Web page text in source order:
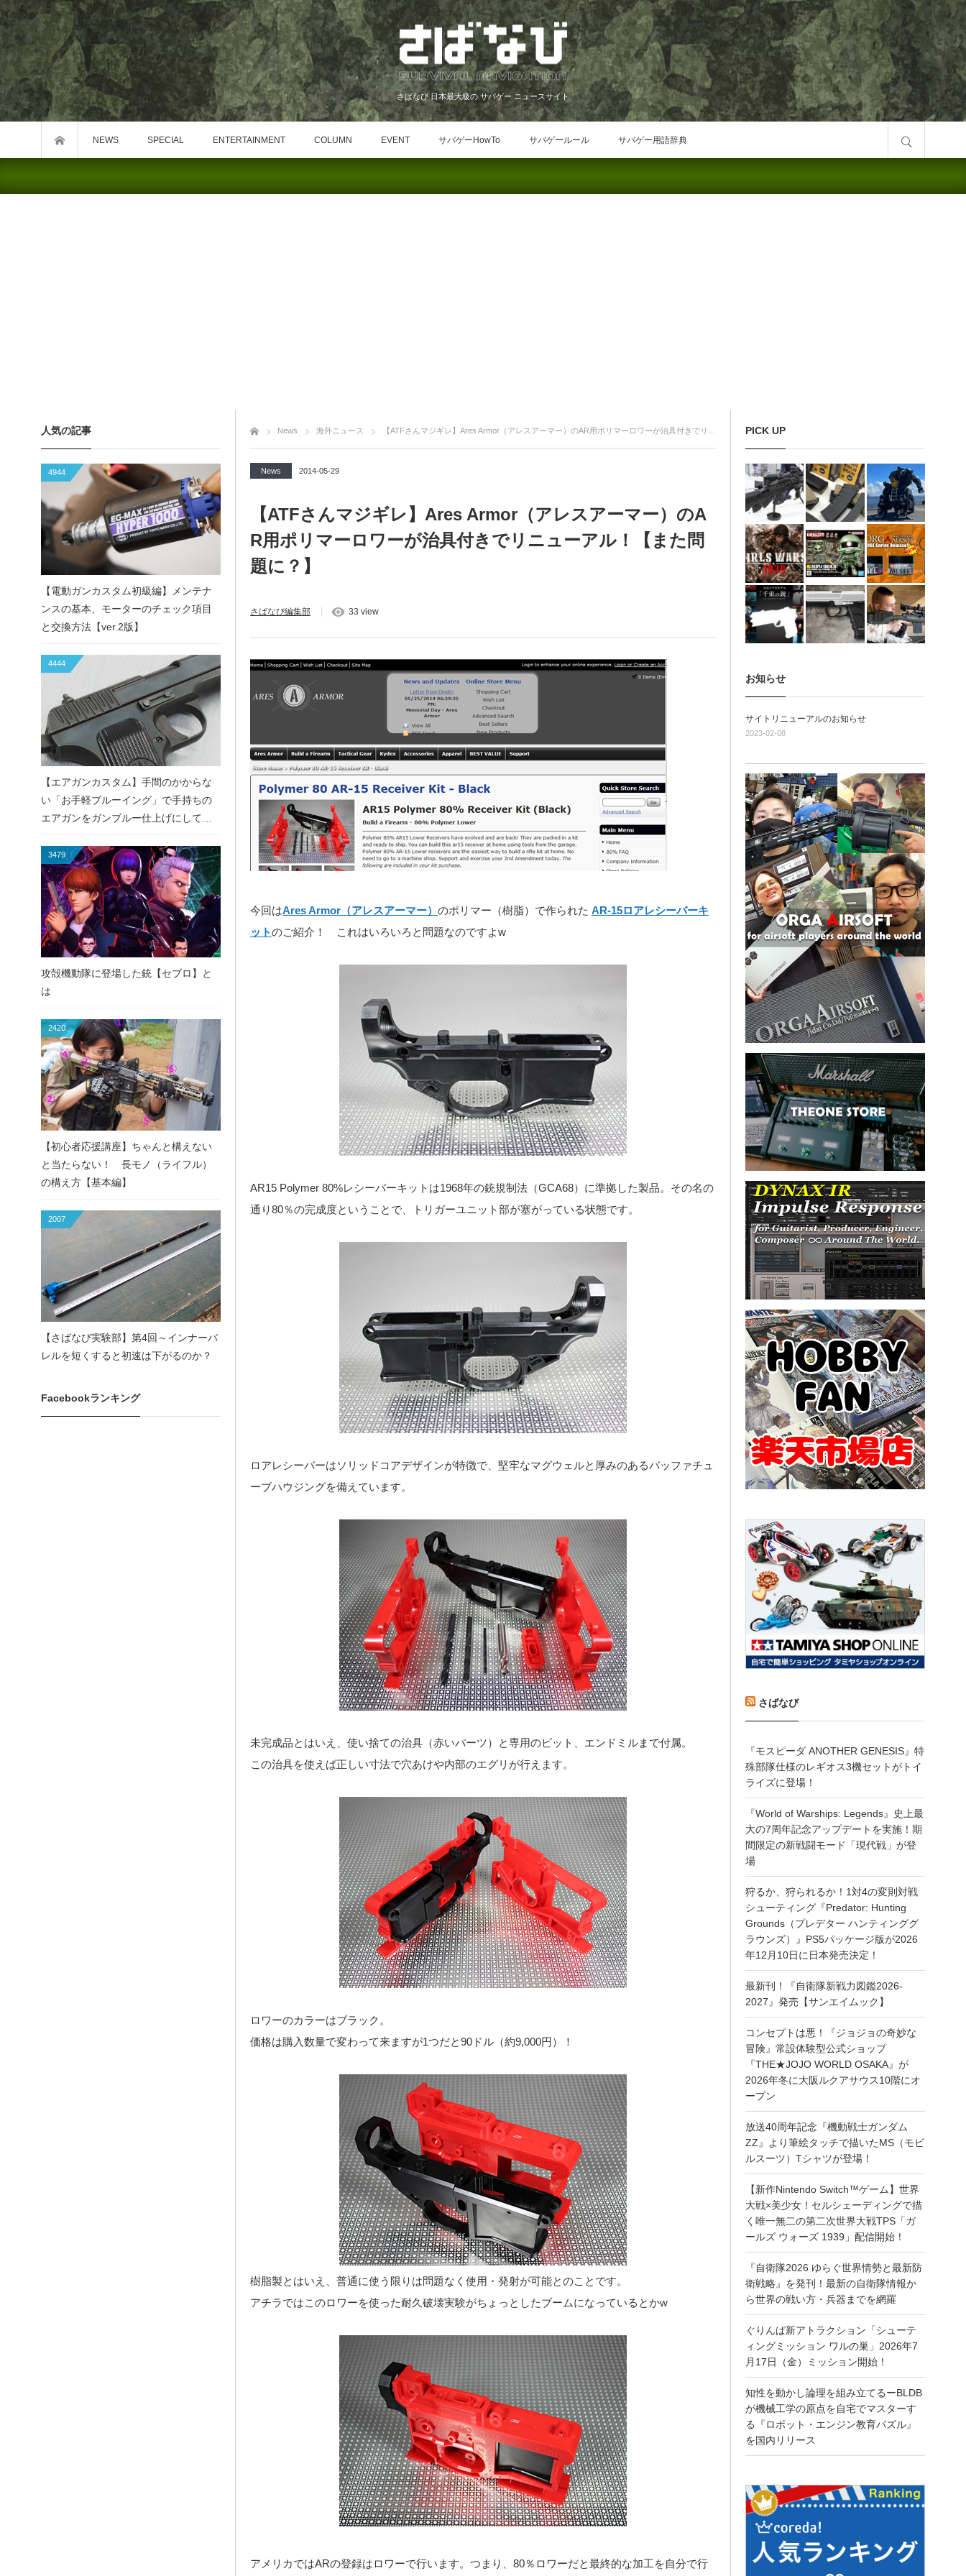
さばなび 日本最大級の サバゲー ニュースサイト
NEWS SPECIAL ENTERTAINMENT COLUMN EVENT サバゲーHowTo サバゲールール サバゲー用語辞典
News 海外ニュース 【ATFさんマジギレ】Ares Armor（アレスアーマー）のAR用ポリマーロワーが治具付きでリニューアル！【また問題に？】
News 2014-05-29
【ATFさんマジギレ】Ares Armor（アレスアーマー）のA
R用ポリマーロワーが治具付きでリニューアル！【また問
題に？】
さばなび編集部 33 view
今回はAres Armor（アレスアーマー） のポリマー（樹脂）で作られた AR-15ロアレシーバーキ
ットのご紹介！ これはいろいろと問題なのですよw
AR15 Polymer 80%レシーバーキットは1968年の銃規制法（GCA68）に準拠した製品。その名の
通り80％の完成度ということで、トリガーユニット部が塞がっている状態です。
ロアレシーバーはソリッドコアデザインが特徴で、堅牢なマグウェルと厚みのあるバッファチュ
ーブハウジングを備えています。
未完成品とはいえ、使い捨ての治具（赤いパーツ）と専用のビット、エンドミルまで付属。
この治具を使えば正しい寸法で穴あけや内部のエグリが行えます。
ロワーのカラーはブラック。
価格は購入数量で変わって来ますが1つだと90ドル（約9,000円）！
樹脂製とはいえ、普通に使う限りは問題なく使用・発射が可能とのことです。
アチラではこのロワーを使った耐久破壊実験がちょっとしたブームになっているとかw
アメリカではARの登録はロワーで行います。つまり、80％ロワーだと最終的な加工を自分で行
人気の記事
4944
【電動ガンカスタム初級編】メンテナ
ンスの基本、モーターのチェック項目
と交換方法【ver.2版】
4444
【エアガンカスタム】手間のかからな
い「お手軽ブルーイング」で手持ちの
エアガンをガンブルー仕上げにしてみ
3479
攻殻機動隊に登場した銃【セブロ】と
は
2420
【初心者応援講座】ちゃんと構えない
と当たらない！ 長モノ（ライフル）
の構え方【基本編】
2007
【さばなび実験部】第4回～インナーバ
レルを短くすると初速は下がるのか？
Facebookランキング
PICK UP
お知らせ
サイトリニューアルのお知らせ
2023-02-08
さばなび
『モスピーダ ANOTHER GENESIS』特
殊部隊仕様のレギオス3機セットがトイ
ライズに登場！
『World of Warships: Legends』史上最
大の7周年記念アップデートを実施！期
間限定の新戦闘モード「現代戦」が登
場
狩るか、狩られるか！1対4の変則対戦
シューティング『Predator: Hunting
Grounds（プレデター ハンティンググ
ラウンズ）』PS5パッケージ版が2026
年12月10日に日本発売決定！
最新刊！『自衛隊新戦力図鑑2026-
2027』発売【サンエイムック】
コンセプトは悪！『ジョジョの奇妙な
冒険』常設体験型公式ショップ
『THE★JOJO WORLD OSAKA』が
2026年冬に大阪ルクアサウス10階にオ
ープン
放送40周年記念『機動戦士ガンダム
ZZ』より筆絵タッチで描いたMS（モビ
ルスーツ）Tシャツが登場！
【新作Nintendo Switch™ゲーム】世界
大戦×美少女！セルシェーディングで描
く唯一無二の第二次世界大戦TPS「ガ
ールズ ウォーズ 1939」配信開始！
『自衛隊2026 ゆらぐ世界情勢と最新防
衛戦略』を発刊！最新の自衛隊情報か
ら世界の戦い方・兵器までを網羅
ぐりんぱ新アトラクション「シューテ
ィングミッション ワルの巣」2026年7
月17日（金）ミッション開始！
知性を動かし論理を組み立てるーBLDB
が機械工学の原点を自宅でマスターす
る『ロボット・エンジン教育パズル』
を国内リリース